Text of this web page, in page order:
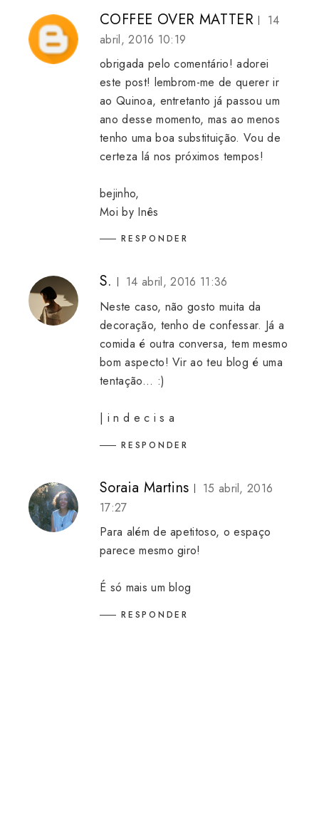
COFFEE OVER MATTER
14
abril, 2016 10:19
obrigada pelo comentário! adorei
este post! lembrom-me de querer ir
ao Quinoa, entretanto já passou um
ano desse momento, mas ao menos
tenho uma boa substituição. Vou de
certeza lá nos próximos tempos!
bejinho,
Moi by Inês
RESPONDER
S.
14 abril, 2016 11:36
Neste caso, não gosto muita da
decoração, tenho de confessar. Já a
comida é outra conversa, tem mesmo
bom aspecto! Vir ao teu blog é uma
tentação... :)
| i n d e c i s a
RESPONDER
Soraia Martins
15 abril, 2016
17:27
Para além de apetitoso, o espaço
parece mesmo giro!
É só mais um blog
RESPONDER